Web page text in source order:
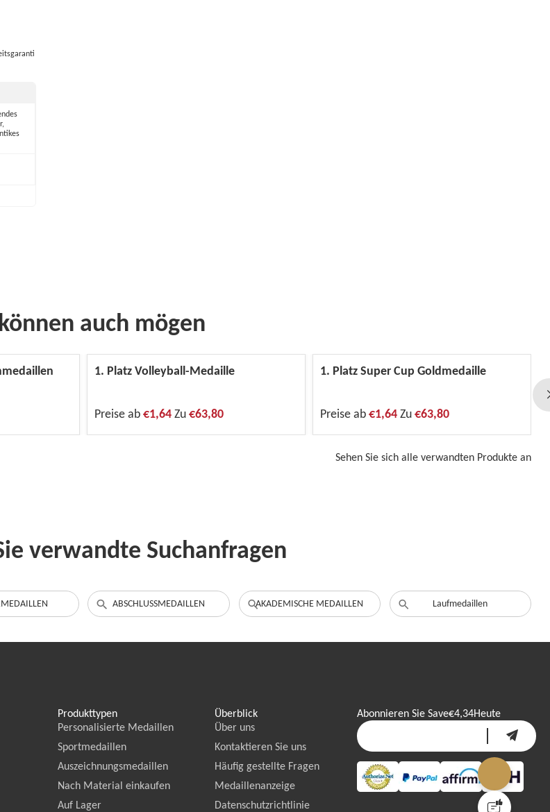
auch mögen
1. Platz Volleyball-Medaille
Preise ab€1,64Zu€63,80
1. Platz Super Cup Goldmedaille
Preise ab€1,64Zu€63,80
Sehen Sie sich alle verwandten Produkte an
verwandte Suchanfragen
ABSCHLUSSMEDAILLEN AKADEMISCHE MEDAILLEN Laufmedaillen
Produkttypen
Personalisierte Medaillen
Sportmedaillen
Auszeichnungsmedaillen
Nach Material einkaufen
Auf Lager
Überblick
Über uns
Kontaktieren Sie uns
Häufig gestellte Fragen
Medaillenanzeige
Datenschutzrichtlinie
Abonnieren Sie Save€4,34Heute